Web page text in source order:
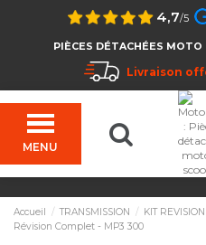
4,7/5
PIÈCES DÉTACHÉES
Livraison
MENU
Accueil TRANSMISSION KIT
Révision Complet - MP3 300